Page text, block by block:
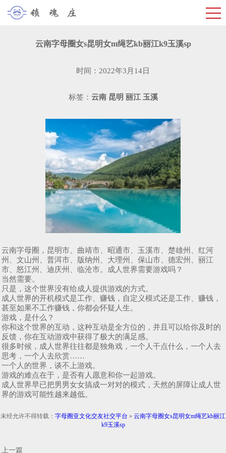
云南字母圈女s昆明女m绳艺kb丽江k9玉溪sp
时间：2022年3月14日
标签： 云南 昆明 丽江 玉溪
云南字母圈，昆明市、曲靖市、昭通市、玉溪市、楚雄州、红河
州、文山州、普洱市、版纳州、大理州、保山市、德宏州、丽江
市、怒江州、迪庆州、临沧市。成人世界需要游戏吗？
当然需要。
只是，这个世界没有给成人提供游戏的方式。
成人世界的开机模式是工作、赚钱，自定义模式还是工作、赚钱，
甚至如果不工作赚钱，你都会怀疑人生。
游戏，是什么？
你和这个世界的互动，这种互动是全方位的，并且可以给你及时的
反馈，你在互动游戏中获得了极大的满足感。
很多时候，成人世界往往都是独角戏，一个人干点什么，一个人去
思考，一个人去欣赏……
一个人的世界，谈不上游戏。
游戏的难点在于，是否有人愿意和你一起游戏。
成人世界早已把男男女女搞成一对对的模式，天然的屏障让成人世
界的游戏可能性越来越低。
未经允许不得转载： 字母圈亚文化交友社交平台 » 云南字母圈女s昆明女m绳艺kb丽江
k9玉溪sp
上一篇